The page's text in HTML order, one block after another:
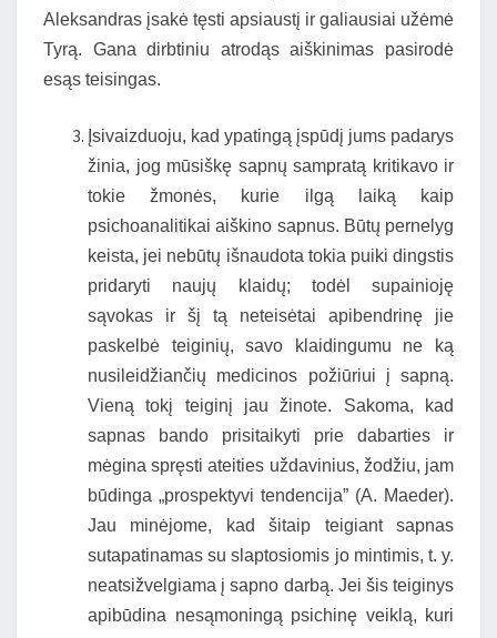
Aleksandras įsakė tęsti apsiaustį ir galiausiai užėmė
Tyrą. Gana dirbtiniu atrodąs aiškinimas pasirodė
esąs teisingas.
Įsivaizduoju, kad ypatingą įspūdį jums padarys
žinia, jog mūsiškę sapnų sampratą kritikavo ir
tokie žmonės, kurie ilgą laiką kaip
psichoanalitikai aiškino sapnus. Būtų pernelyg
keista, jei nebūtų išnaudota tokia puiki dingstis
pridaryti naujų klaidų; todėl supainioję
sąvokas ir šį tą neteisėtai apibendrinę jie
paskelbė teiginių, savo klaidingumu ne ką
nusileidžiančių medicinos požiūriui į sapną.
Vieną tokį teiginį jau žinote. Sakoma, kad
sapnas bando prisitaikyti prie dabarties ir
mėgina spręsti ateities uždavinius, žodžiu, jam
būdinga „prospektyvi tendencija” (A. Maeder).
Jau minėjome, kad šitaip teigiant sapnas
sutapatinamas su slaptosiomis jo mintimis, t. y.
neatsižvelgiama į sapno darbą. Jei šis teiginys
apibūdina nesąmoningą psichinę veiklą, kuri